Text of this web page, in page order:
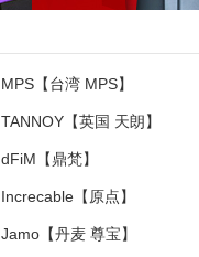
MPS【台湾 MPS】
TANNOY【英国 天朗】
dFiM【鼎梵】
Increcable【原点】
Jamo【丹麦 尊宝】